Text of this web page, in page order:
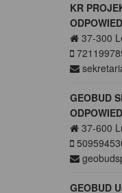
KR
37-300
GEOBUD
37-600
GEOBUD